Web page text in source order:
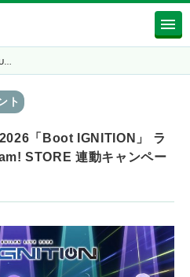
ト
「Boot IGNITION」 ラ
STORE 連動キャンペー